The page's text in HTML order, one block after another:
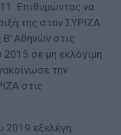
Επιθυμώντας να
της στον ΣΥΡΙΖΑ
Αθηνών στις
2015 σε μη εκλόγιμη
την
στις
2019 εξελέγη